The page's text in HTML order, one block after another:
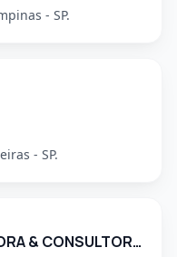
- SP.
- SP.
BIOGUARD DEDETIZADORA & CONSULTORIA LTDA